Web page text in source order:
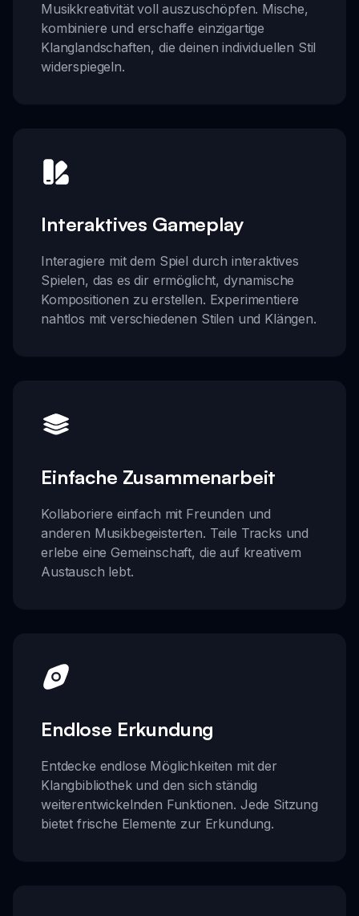
Musikkreativität voll auszuschöpfen. Mische,
kombiniere und erschaffe einzigartige
Klanglandschaften, die deinen individuellen Stil
widerspiegeln.
Interaktives Gameplay
Interagiere mit dem Spiel durch interaktives
Spielen, das es dir ermöglicht, dynamische
Kompositionen zu erstellen. Experimentiere
nahtlos mit verschiedenen Stilen und Klängen.
Einfache Zusammenarbeit
Kollaboriere einfach mit Freunden und
anderen Musikbegeisterten. Teile Tracks und
erlebe eine Gemeinschaft, die auf kreativem
Austausch lebt.
Endlose Erkundung
Entdecke endlose Möglichkeiten mit der
Klangbibliothek und den sich ständig
weiterentwickelnden Funktionen. Jede Sitzung
bietet frische Elemente zur Erkundung.